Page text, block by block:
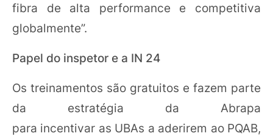
fibra de alta performance e competitiva
globalmente”.
Papel do inspetor e a IN 24
Os treinamentos são gratuitos e fazem parte
da estratégia da Abrapa
para incentivar as UBAs a aderirem ao PQAB,